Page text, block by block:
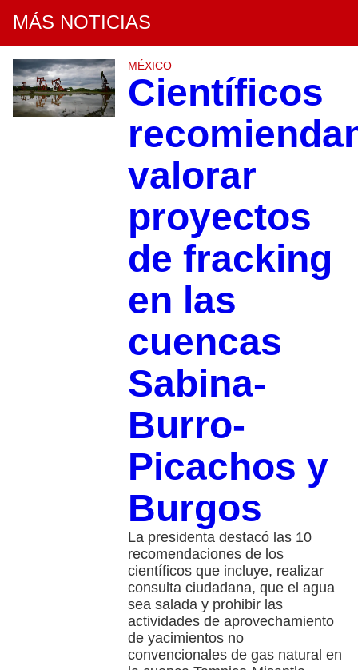
MÁS NOTICIAS
MÉXICO
Científicos
valorar
proyectos
de fracking
en las
cuencas
Sabina-
Burro-
Picachos y
Burgos
La presidenta destacó las 10
recomendaciones de los
científicos que incluye, realizar
consulta ciudadana, que el agua
sea salada y prohibir las
actividades de aprovechamiento
de yacimientos no
convencionales de gas natural en